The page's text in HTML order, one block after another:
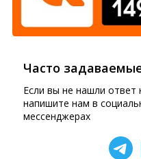
Часто
Если вы не нашли ответ
напишите нам в
мессенджерах